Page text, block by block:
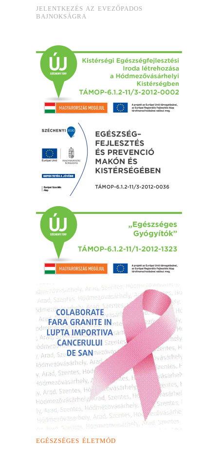
JELENTKEZÉS AZ EVEZŐPADOS
BAJNOKSÁGRA
EGÉSZSÉGES ÉLETMÓD